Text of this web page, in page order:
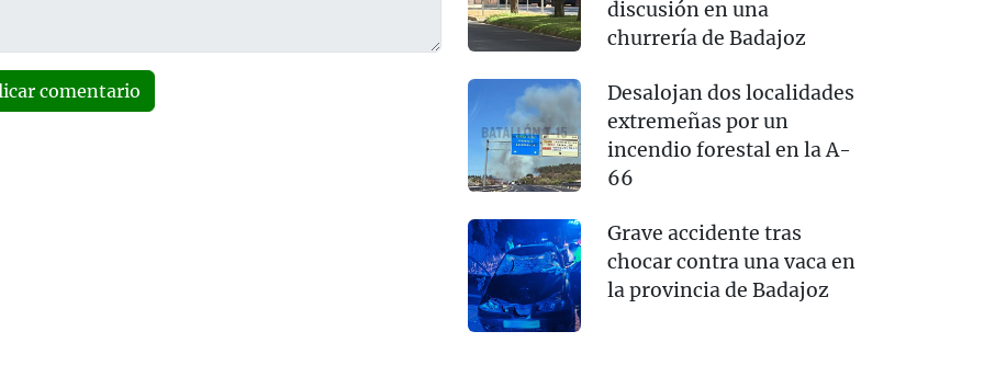
comentario
discusión en una
churrería de Badajoz
Desalojan dos localidades
extremeñas por un
incendio forestal en la A-
66
Grave accidente tras
chocar contra una vaca en
la provincia de Badajoz